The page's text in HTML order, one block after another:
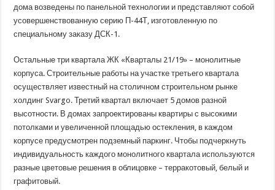
дома возведены по панельной технологии и представляют собой
усовершенствованную серию П-44Т, изготовленную по
специальному заказу ДСК-1.
Остальные три квартала ЖК «Кварталы 21/19» – монолитные
корпуса. Строительные работы на участке третьего квартала
осуществляет известный на столичном строительном рынке
холдинг Svargo. Третий квартал включает 5 домов разной
высотности. В домах запроектированы квартиры с высокими
потолками и увеличенной площадью остекления, в каждом
корпусе предусмотрен подземный паркинг. Чтобы подчеркнуть
индивидуальность каждого монолитного квартала используются
разные цветовые решения в облицовке – терракотовый, белый и
графитовый.